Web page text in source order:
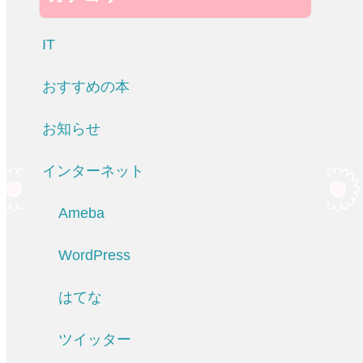
IT
おすすめの本
お知らせ
インターネット
Ameba
WordPress
はてな
ツイッター